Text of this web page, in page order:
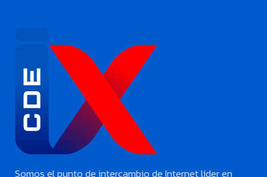
Somos el punto de intercambio de Internet líder en